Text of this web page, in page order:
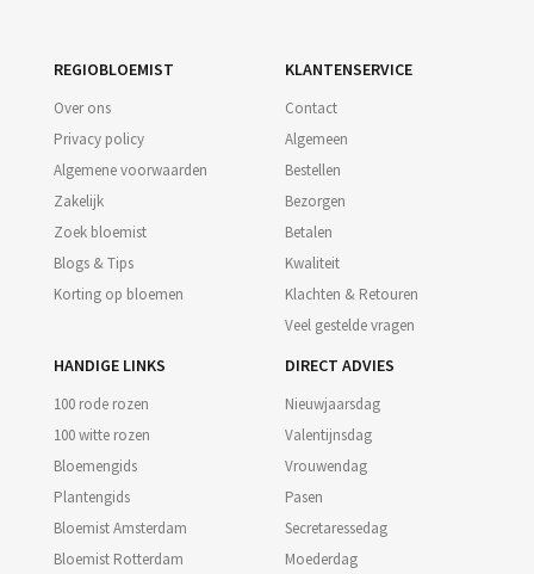
REGIOBLOEMIST
Over ons
Privacy policy
Algemene voorwaarden
Zakelijk
Zoek bloemist
Blogs & Tips
Korting op bloemen
KLANTENSERVICE
Contact
Algemeen
Bestellen
Bezorgen
Betalen
Kwaliteit
Klachten & Retouren
Veel gestelde vragen
HANDIGE LINKS
100 rode rozen
100 witte rozen
Bloemengids
Plantengids
Bloemist Amsterdam
Bloemist Rotterdam
DIRECT ADVIES
Nieuwjaarsdag
Valentijnsdag
Vrouwendag
Pasen
Secretaressedag
Moederdag